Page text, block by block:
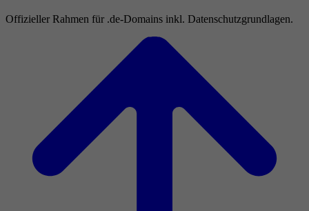
Offizieller Rahmen für .de-Domains inkl. Datenschutzgrundlagen.